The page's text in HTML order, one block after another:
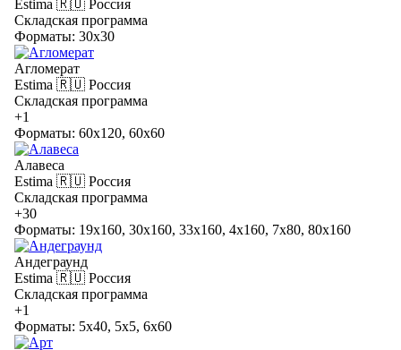
Estima 🇷🇺 Россия
Складская программа
Форматы: 30x30
Агломерат
Estima 🇷🇺 Россия
Складская программа
+1
Форматы: 60x120, 60x60
Алавеса
Estima 🇷🇺 Россия
Складская программа
+30
Форматы: 19x160, 30x160, 33x160, 4x160, 7x80, 80x160
Андеграунд
Estima 🇷🇺 Россия
Складская программа
+1
Форматы: 5x40, 5x5, 6x60